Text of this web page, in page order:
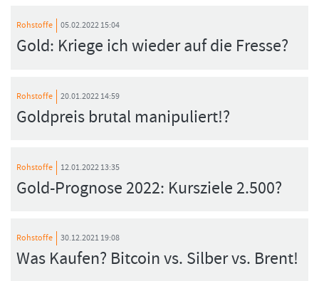
Rohstoffe 05.02.2022 15:04
Gold: Kriege ich wieder auf die Fresse?
Rohstoffe 20.01.2022 14:59
Goldpreis brutal manipuliert!?
Rohstoffe 12.01.2022 13:35
Gold-Prognose 2022: Kursziele 2.500?
Rohstoffe 30.12.2021 19:08
Was Kaufen? Bitcoin vs. Silber vs. Brent!